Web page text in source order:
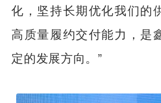
化，坚持长期优化我们的
高质量履约交付能力，是
定的发展方向。”